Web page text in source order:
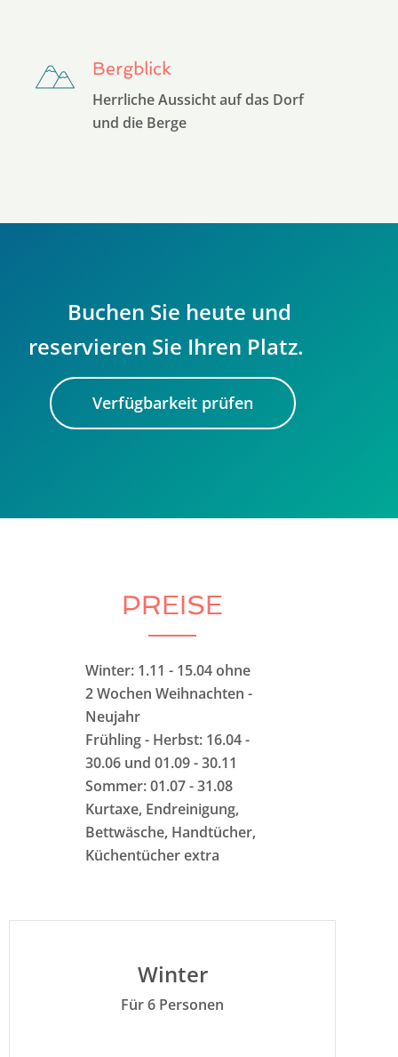
Bergblick
Herrliche Aussicht auf das Dorf
und die Berge
Buchen Sie heute und
reservieren Sie Ihren Platz.
Verfügbarkeit prüfen
PREISE
Winter: 1.11 - 15.04 ohne
2 Wochen Weihnachten -
Neujahr
Frühling - Herbst: 16.04 -
30.06 und 01.09 - 30.11
Sommer: 01.07 - 31.08
Kurtaxe, Endreinigung,
Bettwäsche, Handtücher,
Küchentücher extra
Winter
Für 6 Personen